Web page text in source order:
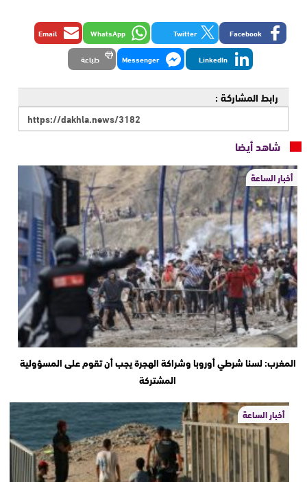
Facebook
Twitter
WhatsApp
Email
LinkedIn
Messenger طباعة
رابط المشاركة :
شاهد أيضا
أخبار الساعة
المغرب: لسنا شرطي أوروبا وشراكة الهجرة يجب أن تقوم على المسؤولية
المشتركة
أخبار الساعة